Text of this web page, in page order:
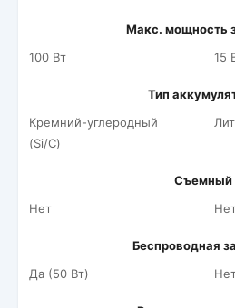
Макс. мощность
100 Вт
15
Тип
Кремний-углеродный
(Si/C)
Съемный
Нет
Беспроводная
Да (50 Вт)